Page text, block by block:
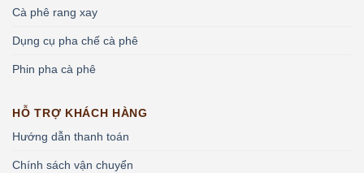
Cà phê rang xay
Dụng cụ pha chế cà phê
Phin pha cà phê
HỖ TRỢ KHÁCH HÀNG
Hướng dẫn thanh toán
Chính sách vận chuyển